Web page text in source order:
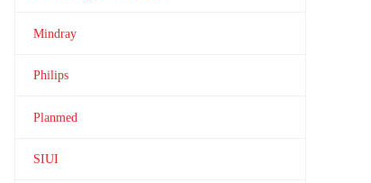
Mindray
Philips
Planmed
SIUI